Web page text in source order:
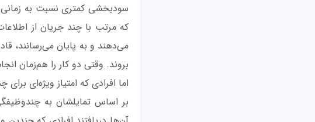
سودبخشی کمتری نسبت به زمانی
که مرتب با چند جریان از
می‌دهند و به پایان می‌رسانند،
بروند. وقتی دو کار را هم‌زمان
اما افرادی که امتیاز ویژه‌ای
بر اساس تمایلشان به